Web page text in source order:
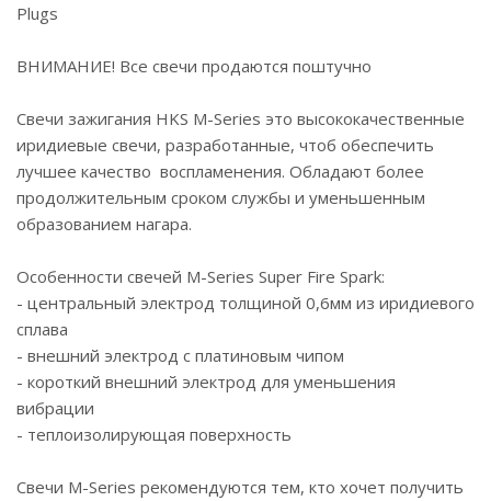
Plugs
ВНИМАНИЕ! Все свечи продаются поштучно
Свечи зажигания HKS M-Series это высококачественные
иридиевые свечи, разработанные, чтоб обеспечить
лучшее качество воспламенения. Обладают более
продолжительным сроком службы и уменьшенным
образованием нагара.
Особенности свечей M-Series Super Fire Spark:
- центральный электрод толщиной 0,6мм из иридиевого
сплава
- внешний электрод с платиновым чипом
- короткий внешний электрод для уменьшения
вибрации
- теплоизолирующая поверхность
Свечи M-Series рекомендуются тем, кто хочет получить